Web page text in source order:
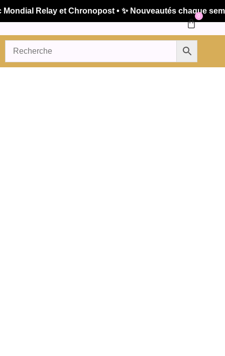
Relay et Chronopost • ✨ Nouveautés chaque
0